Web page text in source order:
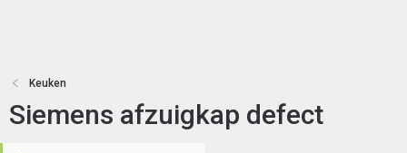
Keuken
Siemens afzuigkap defect